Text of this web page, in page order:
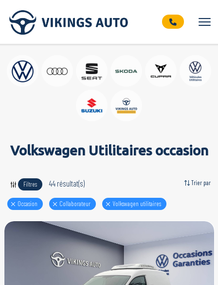
Volkswagen Utilitaires occasion
Filtres 44 résultat(s)
Occasion Collaborateur volkswagen utilitaires
Trier par